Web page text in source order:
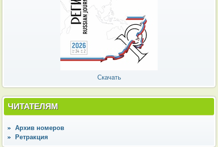
Скачать
ЧИТАТЕЛЯМ
Архив номеров
Ретракция